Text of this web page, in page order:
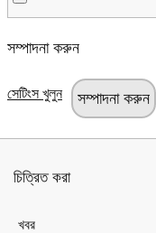
সম্পাদনা করুন
সেটিংস খুলুন
চিত্রিত করা
খবর